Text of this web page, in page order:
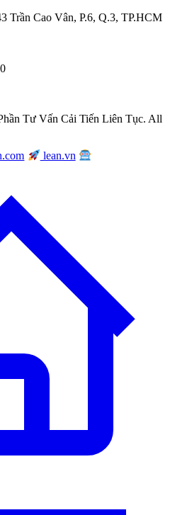
Trần Cao Vân, P.6, Q.3, TP.HCM
Tư Vấn Cải Tiến Liên Tục. All
lean.vn